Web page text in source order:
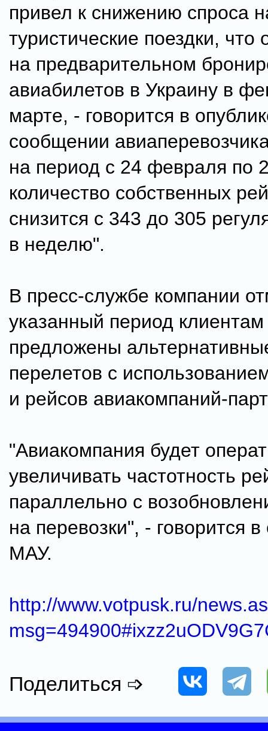
привел к снижению спроса
туристические поездки, что
на предварительном
авиабилетов в Украину в
марте, - говорится в
сообщении
на период с 24 февраля по
количество собственных
снизится с 343 до 305
в неделю".
В пресс-службе компании
указанный период клиентам
предложены
перелетов с
и рейсов авиакомпаний-
"Авиакомпания будет
увеличивать частотность
параллельно с
на перевозки", - говорится
МАУ.
http://www.votpusk.ru/
Поделиться ➩